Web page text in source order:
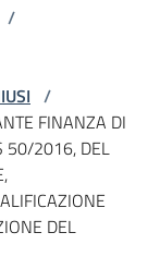
/
/
FINANZA DI
50/2016, DEL
DEL